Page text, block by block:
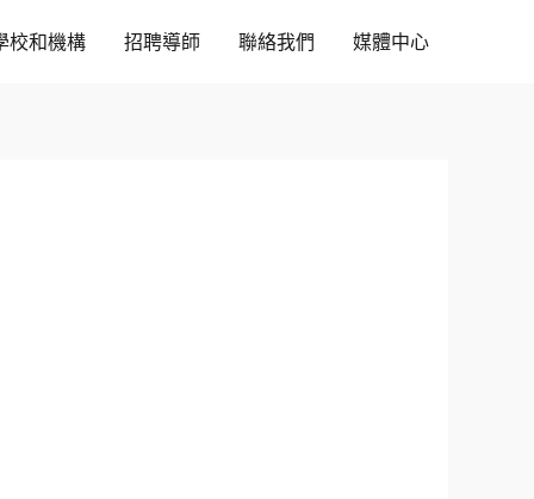
校和機構 招聘導師 聯絡我們 媒體中心